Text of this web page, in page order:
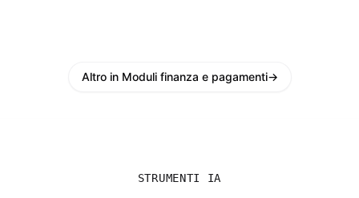
Altro in Moduli finanza e pagamenti→
STRUMENTI IA